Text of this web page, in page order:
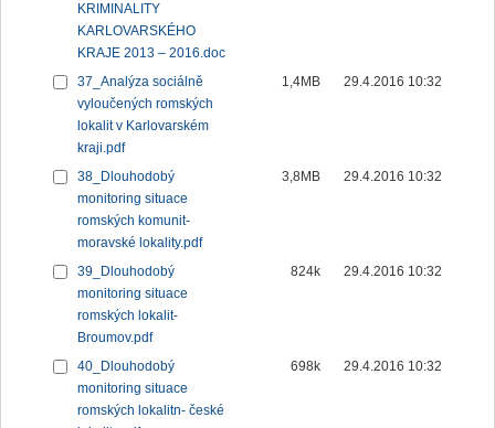
KRIMINALITY
KARLOVARSKÉHO
KRAJE 2013 – 2016.doc
37_Analýza sociálně
vyloučených romských
lokalit v Karlovarském
kraji.pdf
1,4MB 29.4.2016 10:32
38_Dlouhodobý
monitoring situace
romských komunit-
moravské lokality.pdf
3,8MB 29.4.2016 10:32
39_Dlouhodobý
monitoring situace
romských lokalit-
Broumov.pdf
824k 29.4.2016 10:32
40_Dlouhodobý
monitoring situace
romských lokalitn- české
698k 29.4.2016 10:32